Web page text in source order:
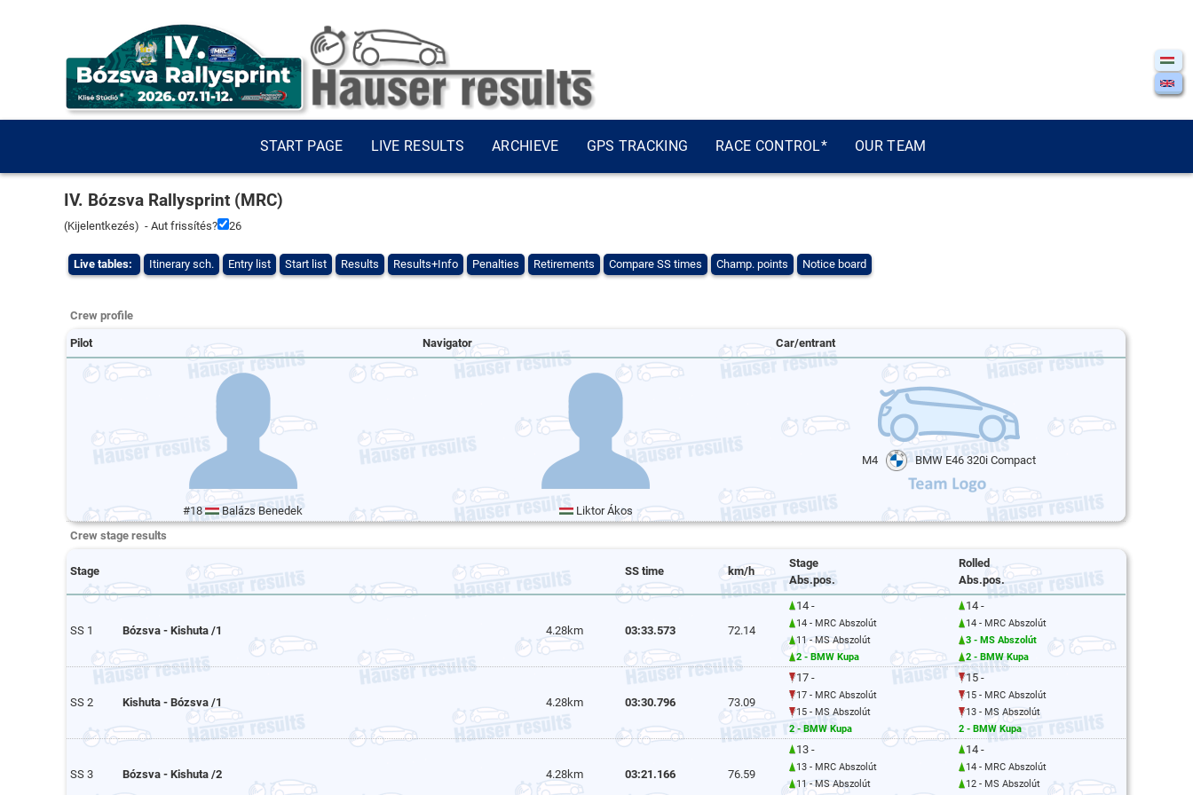
START PAGE LIVE RESULTS ARCHIEVE GPS TRACKING RACE CONTROL* OUR TEAM
IV. Bózsva Rallysprint (MRC)
(Kijelentkezés) - Aut frissítés? 26
Live tables: Itinerary sch. Entry list Start list Results Results+Info Penalties Retirements Compare SS times Champ. points Notice board
Crew profile
Pilot Navigator Car/entrant
#18 Balázs Benedek Liktor Ákos
M4 BMW E46 320i Compact
Crew stage results
Stage SS time km/h
Stage
Abs.pos.
Rolled
Abs.pos.
SS 1 Bózsva - Kishuta /1 4.28km 03:33.573 72.14
14 -
14 - MRC Abszolút
11 - MS Abszolút
2 - BMW Kupa
14 -
14 - MRC Abszolút
3 - MS Abszolút
2 - BMW Kupa
SS 2 Kishuta - Bózsva /1 4.28km 03:30.796 73.09
17 -
17 - MRC Abszolút
15 - MS Abszolút
2 - BMW Kupa
15 -
15 - MRC Abszolút
13 - MS Abszolút
2 - BMW Kupa
SS 3 Bózsva - Kishuta /2 4.28km 03:21.166 76.59
13 -
13 - MRC Abszolút
11 - MS Abszolút
14 -
14 - MRC Abszolút
12 - MS Abszolút